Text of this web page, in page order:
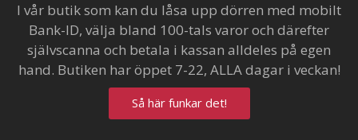
I vår butik som kan du låsa upp dörren med mobilt
Bank-ID, välja bland 100-tals varor och därefter
självscanna och betala i kassan alldeles på egen
hand. Butiken har öppet 7-22, ALLA dagar i veckan!
Så här funkar det!